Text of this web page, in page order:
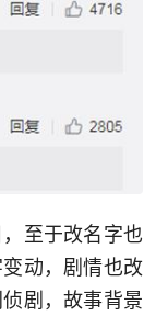
至于改名字也
动，剧情也改
剧，故事背景